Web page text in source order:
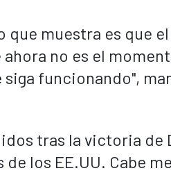
muestra es que
no es el
funcionando",
tras la victoria de
los EE.UU. Cabe